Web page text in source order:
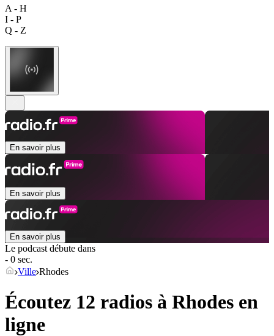
A - H
I - P
Q - Z
En savoir plus
En savoir plus
En savoir plus
Le podcast débute dans
- 0 sec.
Ville Rhodes
Écoutez 12 radios à Rhodes en
ligne